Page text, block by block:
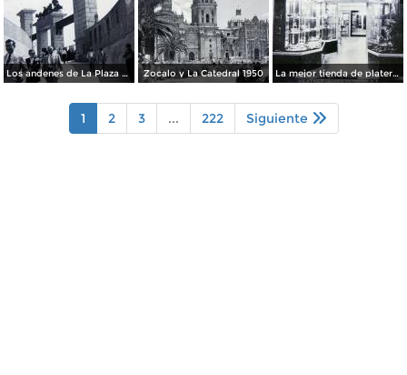
Los andenes de La Plaza de toros Ciudad de México 1950 Zocalo y La Catedral 1950 La mejor tienda de plateria.
1 2 3 ... 222 Siguiente